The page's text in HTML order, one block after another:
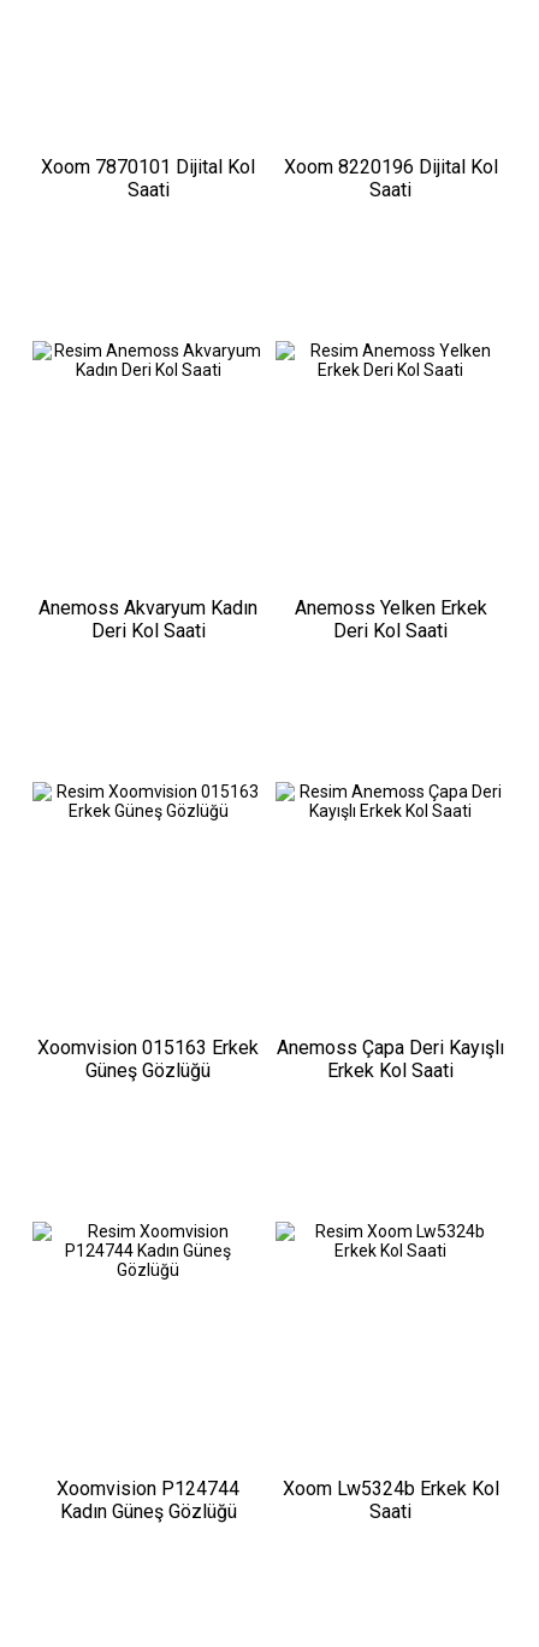
Xoom 7870101 Dijital Kol
Saati
Xoom 8220196 Dijital Kol
Saati
Anemoss Akvaryum Kadın
Deri Kol Saati
Anemoss Yelken Erkek
Deri Kol Saati
Xoomvision 015163 Erkek
Güneş Gözlüğü
Anemoss Çapa Deri Kayışlı
Erkek Kol Saati
Xoomvision P124744
Kadın Güneş Gözlüğü
Xoom Lw5324b Erkek Kol
Saati